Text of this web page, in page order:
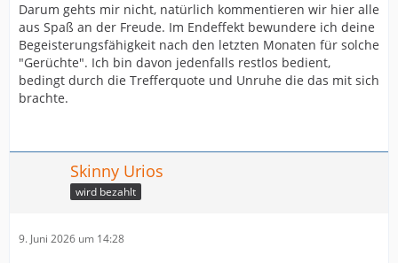
Darum gehts mir nicht, natürlich kommentieren wir hier alle
aus Spaß an der Freude. Im Endeffekt bewundere ich deine
Begeisterungsfähigkeit nach den letzten Monaten für solche
"Gerüchte". Ich bin davon jedenfalls restlos bedient,
bedingt durch die Trefferquote und Unruhe die das mit sich
brachte.
Skinny Urios
wird bezahlt
9. Juni 2026 um 14:28